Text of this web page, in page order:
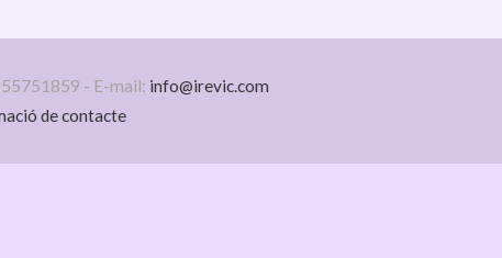
- E-mail: info@irevic.com
de contacte